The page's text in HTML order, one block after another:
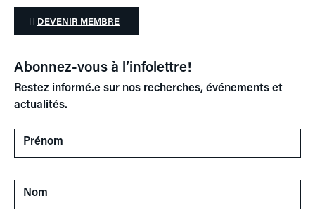
DEVENIR MEMBRE
Abonnez-vous à l’infolettre!
Restez informé.e sur nos recherches, événements et
actualités.